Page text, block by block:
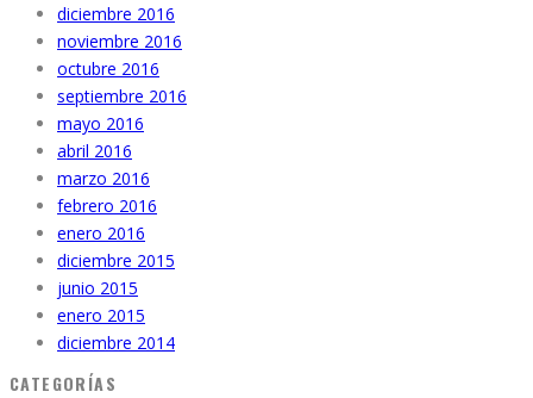
diciembre 2016
noviembre 2016
octubre 2016
septiembre 2016
mayo 2016
abril 2016
marzo 2016
febrero 2016
enero 2016
diciembre 2015
junio 2015
enero 2015
diciembre 2014
CATEGORÍAS